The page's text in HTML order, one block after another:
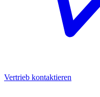
Vertrieb kontaktieren